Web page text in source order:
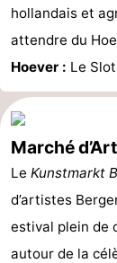
hollandais et
attendre du
Hoever : Le
Marché
Le Kunstmarkt
d’artistes
estival plein de
autour de la